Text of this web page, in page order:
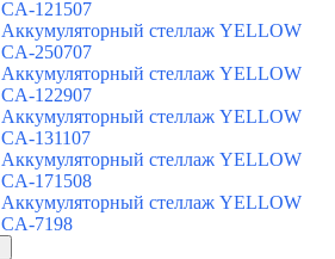
CA-121507
Аккумуляторный стеллаж YELLOW
CA-250707
Аккумуляторный стеллаж YELLOW
CA-122907
Аккумуляторный стеллаж YELLOW
CA-131107
Аккумуляторный стеллаж YELLOW
CA-171508
Аккумуляторный стеллаж YELLOW
CA-7198